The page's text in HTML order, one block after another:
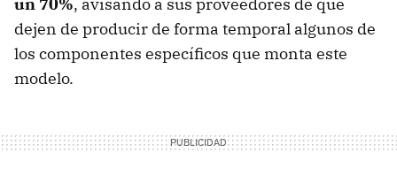
dejen de producir de forma temporal algunos de
los componentes específicos que monta este
modelo.